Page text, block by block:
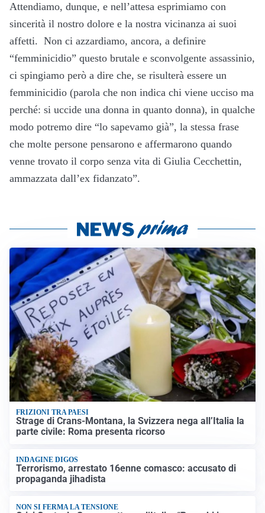
Attendiamo, dunque, e nell’attesa esprimiamo con
sincerità il nostro dolore e la nostra vicinanza ai suoi
affetti. Non ci azzardiamo, ancora, a definire
“femminicidio” questo brutale e sconvolgente assassinio,
ci spingiamo però a dire che, se risulterà essere un
femminicidio (parola che non indica chi viene ucciso ma
perché: si uccide una donna in quanto donna), in qualche
modo potremo dire “lo sapevamo già”, la stessa frase
che molte persone pensarono e affermarono quando
venne trovato il corpo senza vita di Giulia Cecchettin,
ammazzata dall’ex fidanzato”.
FRIZIONI TRA PAESI
Strage di Crans-Montana, la Svizzera nega all’Italia la
parte civile: Roma presenta ricorso
INDAGINE DIGOS
Terrorismo, arrestato 16enne comasco: accusato di
propaganda jihadista
NON SI FERMA LA TENSIONE